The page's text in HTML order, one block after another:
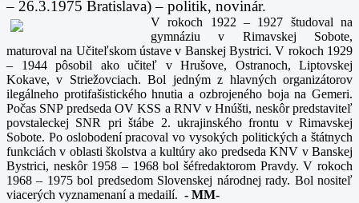
– 26.3.1975 Bratislava) – politik, novinár.
V rokoch 1922 – 1927 študoval na
gymnáziu v Rimavskej Sobote,
maturoval na Učiteľskom ústave v Banskej Bystrici. V rokoch 1929
– 1944 pôsobil ako učiteľ v Hrušove, Ostranoch, Liptovskej
Kokave, v Striežovciach. Bol jedným z hlavných organizátorov
ilegálneho protifašistického hnutia a ozbrojeného boja na Gemeri.
Počas SNP predseda OV KSS a RNV v Hnúšti, neskôr predstaviteľ
povstaleckej SNR pri štábe 2. ukrajinského frontu v Rimavskej
Sobote. Po oslobodení pracoval vo vysokých politických a štátnych
funkciách v oblasti školstva a kultúry ako predseda KNV v Banskej
Bystrici, neskôr 1958 – 1968 bol šéfredaktorom Pravdy. V rokoch
1968 – 1975 bol predsedom Slovenskej národnej rady. Bol nositeľ
viacerých vyznamenaní a medailí. - MM-